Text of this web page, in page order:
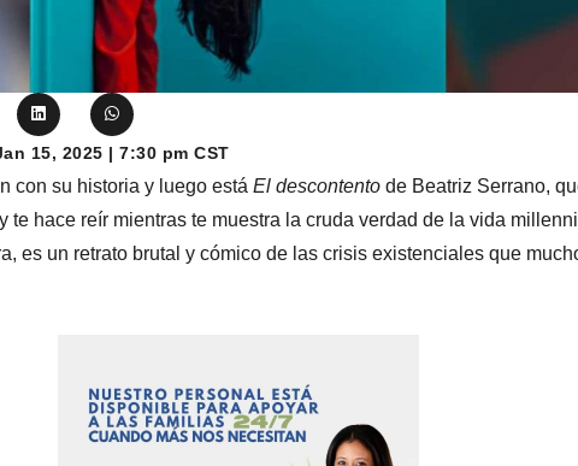
15, 2025 | 7:30 pm CST
con su historia y luego estáEl descontento de Beatriz Serrano,
te hace reír mientras te muestra la cruda verdad de la vida
es un retrato brutal y cómico de las crisis existenciales que